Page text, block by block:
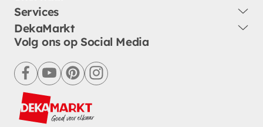
Services
DekaMarkt
Volg ons op Social Media
facebookyoutubepinterestinstagram